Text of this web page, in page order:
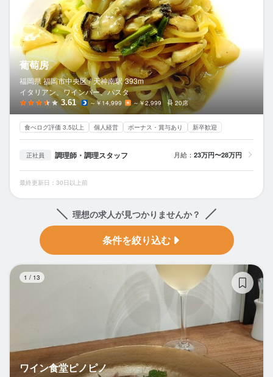
葡萄房
福岡県 福岡市中央区 / 天神南駅 393m
イタリアン、ワインバー、パスタ
3.61 ～￥14,999 ～￥2,999 20席
食べログ評価 3.5以上 個人経営 ボーナス・賞与あり 新卒歓迎
正社員 調理師・調理スタッフ 月給： 23万円〜28万円
最終更新日：30日以上前
理想の求人が見つかりませんか？
条件を絞り込む
1 / 13
ワイン食堂ピノピノ